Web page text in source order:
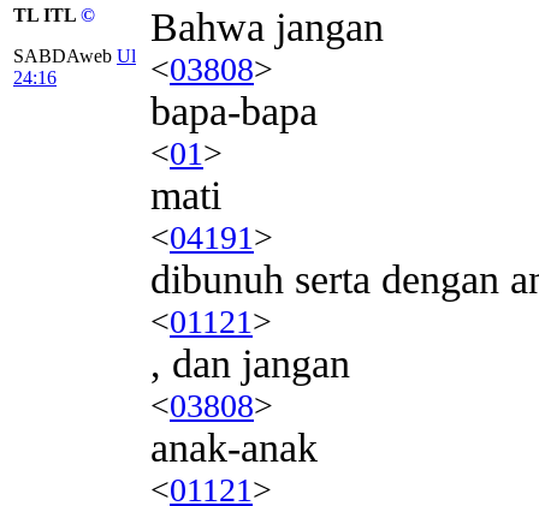
TL ITL ©
SABDAweb Ul
24:16
Bahwa jangan
<03808>
bapa-bapa
<01>
mati
<04191>
dibunuh serta dengan
<01121>
, dan jangan
<03808>
anak-anak
<01121>